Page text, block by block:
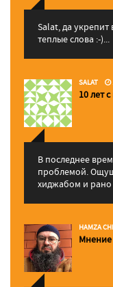
Salat, да укрепит
теплые слова :-)...
SALAT
10 лет
В последнее
проблемой.
хиджабом и рано
HAMZA
Мнение